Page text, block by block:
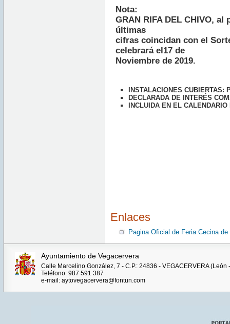
Nota:
GRAN RIFA DEL CHIVO,
últimas
cifras coincidan con el
celebrará el17 de
Noviembre de 2019.
INSTALACIONES CUBIERTAS:
DECLARADA DE INTERÉS
INCLUIDA EN EL
Enlaces
Pagina Oficial de Feria Cecina de
Ayuntamiento de Vegacervera
Calle Marcelino González, 7 - C.P.: 24836 - VEGACERVERA (León
Teléfono: 987 591 387
e-mail: aytovegacervera@fontun.com